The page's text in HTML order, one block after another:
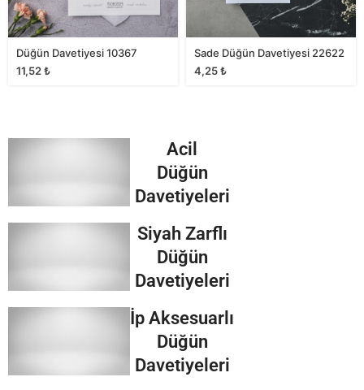
Düğün Davetiyesi 10367
11,52₺
Sade Düğün Davetiyesi 22622
4,25₺
Acil
Düğün
Davetiyeleri
Siyah Zarflı
Düğün
Davetiyeleri
İp Aksesuarlı
Düğün
Davetiyeleri